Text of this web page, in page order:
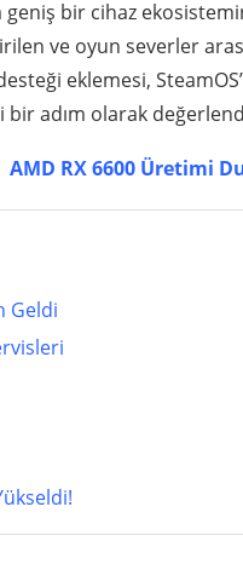
geniş bir cihaz
ve oyun severler
eklemesi,
bir adım olarak
AMD RX 6600 Üretimi
Geldi